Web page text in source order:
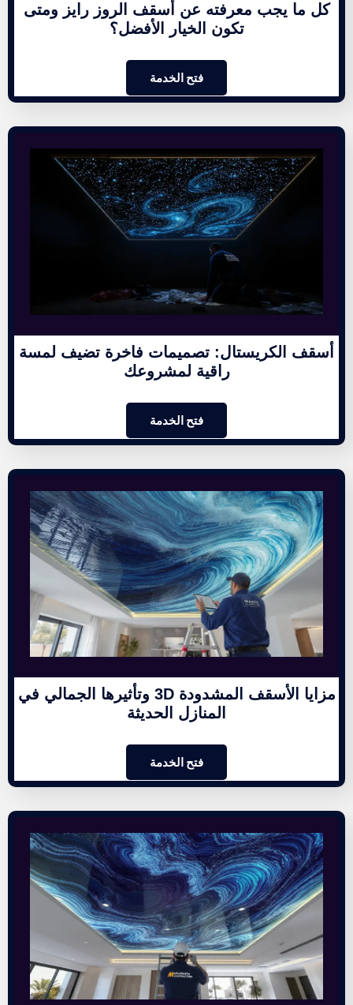
كل ما يجب معرفته عن أسقف الروز رايز ومتى
تكون الخيار الأفضل؟
فتح الخدمة
أسقف الكريستال: تصميمات فاخرة تضيف لمسة
راقية لمشروعك
فتح الخدمة
مزايا الأسقف المشدودة 3D وتأثيرها الجمالي في
المنازل الحديثة
فتح الخدمة